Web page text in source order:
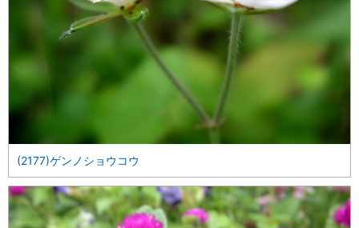
(2177)ゲンノショウコウ